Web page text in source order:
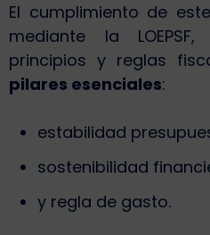
El cumplimiento de
mediante la
principios y reglas
pilares esenciales:
estabilidad
sostenibilidad
y regla de gasto.